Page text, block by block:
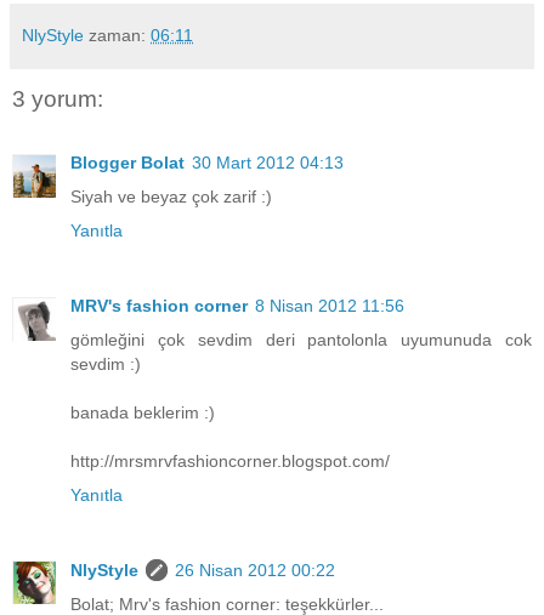
NlyStyle zaman: 06:11
3 yorum:
Blogger Bolat 30 Mart 2012 04:13
Siyah ve beyaz çok zarif :)
Yanıtla
MRV's fashion corner 8 Nisan 2012 11:56
gömleğini çok sevdim deri pantolonla uyumunuda cok
sevdim :)
banada beklerim :)
http://mrsmrvfashioncorner.blogspot.com/
Yanıtla
NlyStyle
26 Nisan 2012 00:22
Bolat; Mrv's fashion corner: teşekkürler...